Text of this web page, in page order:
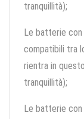
tranquillità);
Le batterie con
compatibili tra
rientra in
tranquillità);
Le batterie con